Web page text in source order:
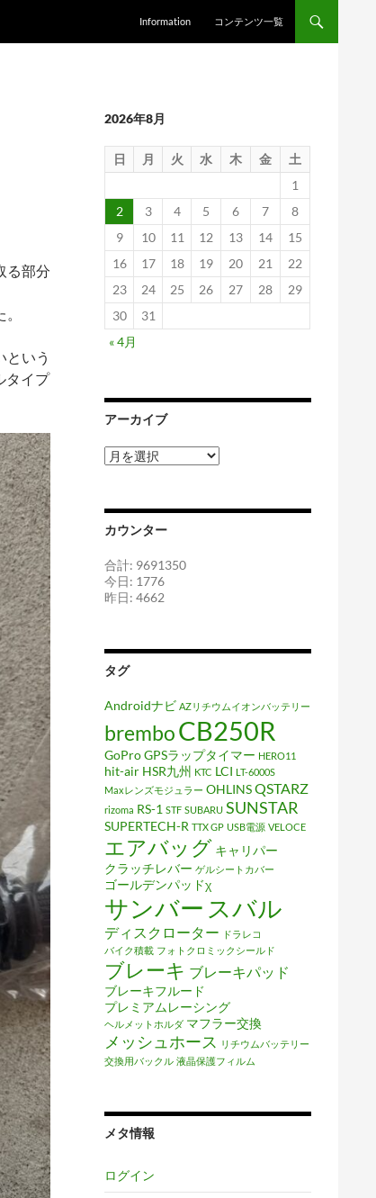
Information コンテンツ一覧
る部分
という
タイプ
2026年8月
日 月 火 水 木 金
土
1
2
3 4 5 6 7
8
9
10 11 12 13 14
15
16
17 18 19 20 21
22
23
24 25 26 27 28
29
30
31
« 4月
アーカイブ
ア
ー
ブ
カウンター
合計: 9691350
今日: 1776
昨日: 4662
タグ
Androidナビ AZリチウムイオンバッテリー
bremboCB250R
GoProGPSラップタイマー HERO11
hit-air HSR九州 KTC LCI LT-6000S
Maxレンズモジュラー OHLINSQSTARZ
rizoma RS-1 STF SUBARU SUNSTAR
SUPERTECH-R TTX GP USB電源 VELOCE
エアバッグ キャリパー
クラッチレバー ゲルシートカバー
ゴールデンパッドχ
サンバー スバル
ディスクローター
ドラレコ
バイク積載 フォトクロミックシールド
ブレーキ ブレーキパッド
ブレーキフルード
プレミアムレーシング
ヘルメットホルダ マフラー交換
メッシュホース
リチウムバッテリー
交換用バックル 液晶保護フィルム
メタ情報
ログイン